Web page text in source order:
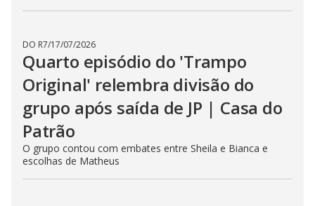
DO R7/17/07/2026
Quarto episódio do 'Trampo
Original' relembra divisão do
grupo após saída de JP | Casa do
Patrão
O grupo contou com embates entre Sheila e Bianca e
escolhas de Matheus